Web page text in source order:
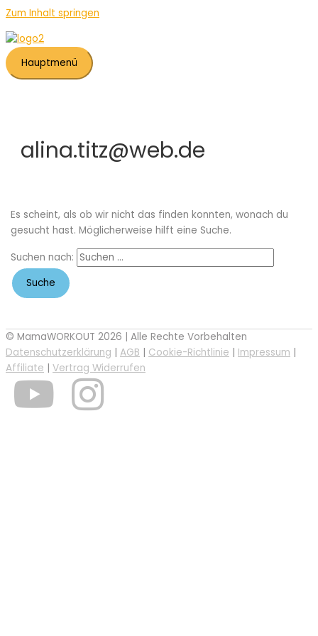
Zum Inhalt springen
Hauptmenü
alina.titz@web.de
Es scheint, als ob wir nicht das finden konnten, wonach du
gesucht hast. Möglicherweise hilft eine Suche.
Suchen nach:
© MamaWORKOUT 2026 | Alle Rechte Vorbehalten
Datenschutzerklärung | AGB | Cookie-Richtlinie | Impressum |
Affiliate | Vertrag Widerrufen